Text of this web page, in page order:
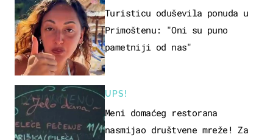
Turisticu oduševila ponuda u
Primoštenu: "Oni su puno
pametniji od nas"
UPS!
Meni domaćeg restorana
nasmijao društvene mreže! Za